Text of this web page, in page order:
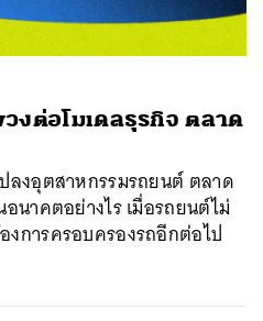
งต่อโมเดลธุรกิจ ตลาด
ลงอุตสาหกรรมรถยนต์ ตลาด
นาคตอย่างไร เมื่อรถยนต์ไม่
การครอบครองรถอีกต่อไป